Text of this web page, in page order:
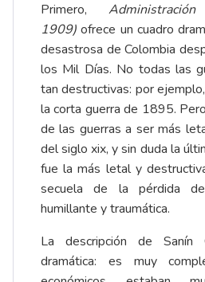
Primero,
1909) ofrece un cuadro
desastrosa de Colombia
los Mil Días. No todas las
tan destructivas: por
la corta guerra de 1895.
de las guerras a ser más
del siglo xix, y sin duda la
fue la más letal y
secuela de la pérdida
humillante y traumática.
La descripción de
dramática: es muy